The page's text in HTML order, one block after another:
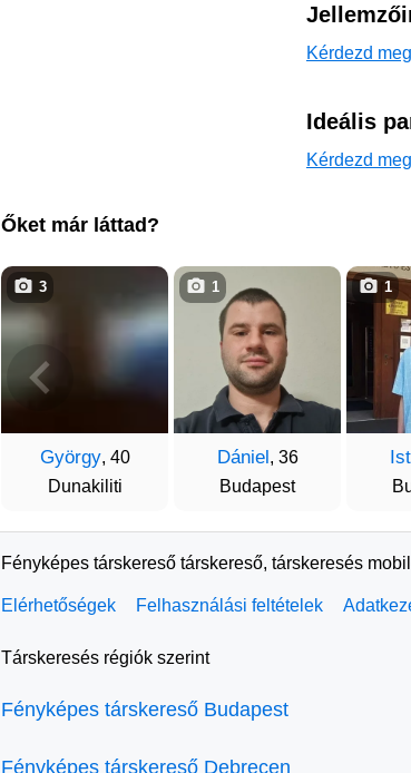
Kérdezd
Ideális
Kérdezd
Őket már láttad?
György, 40
Dunakiliti
3
Dániel, 36
Budapest
1 1
Fényképes társkereső társkereső, társkeresés
Elérhetőségek Felhasználási feltételek
Társkeresés régiók szerint
Fényképes társkereső Budapest
Fényképes társkereső Debrecen